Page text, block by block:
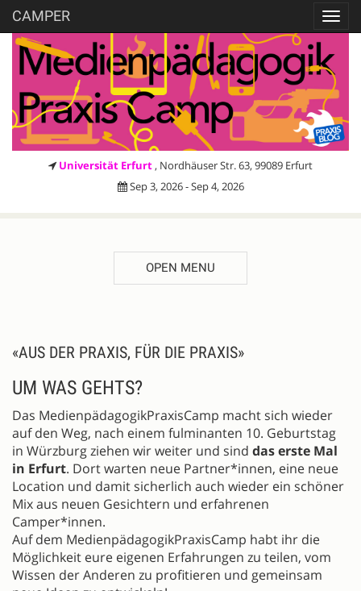
CAMPER
Universität Erfurt , Nordhäuser Str. 63, 99089 Erfurt
Sep 3, 2026 - Sep 4, 2026
OPEN MENU
«AUS DER PRAXIS, FÜR DIE PRAXIS»
UM WAS GEHTS?
Das MedienpädagogikPraxisCamp macht sich wieder
auf den Weg, nach einem fulminanten 10. Geburtstag
in Würzburg ziehen wir weiter und sind das erste Mal
in Erfurt. Dort warten neue Partner*innen, eine neue
Location und damit sicherlich auch wieder ein schöner
Mix aus neuen Gesichtern und erfahrenen
Camper*innen.
Auf dem MedienpädagogikPraxisCamp habt ihr die
Möglichkeit eure eigenen Erfahrungen zu teilen, vom
Wissen der Anderen zu profitieren und gemeinsam